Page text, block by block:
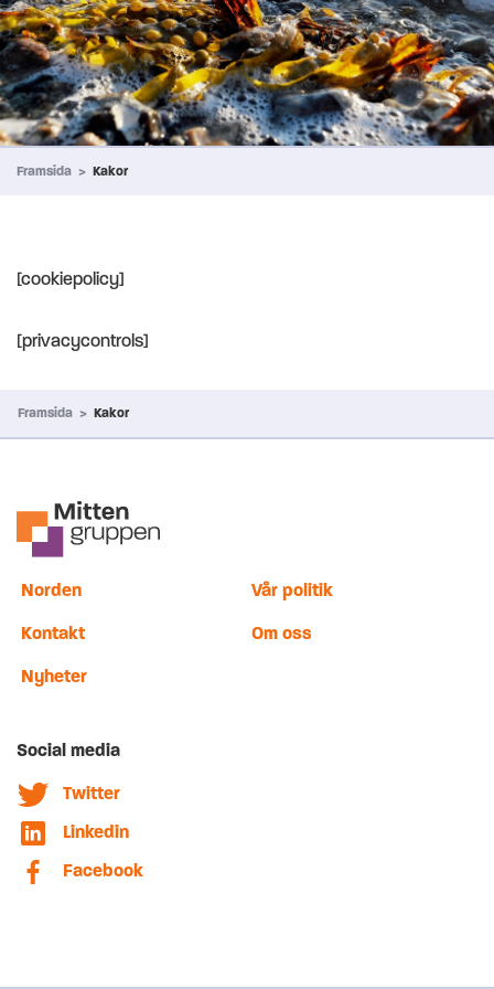
Framsida > Kakor
[cookiepolicy]
[privacycontrols]
Framsida > Kakor
Norden Vår politik
Kontakt Om oss
Nyheter
Social media
Twitter
Linkedin
Facebook